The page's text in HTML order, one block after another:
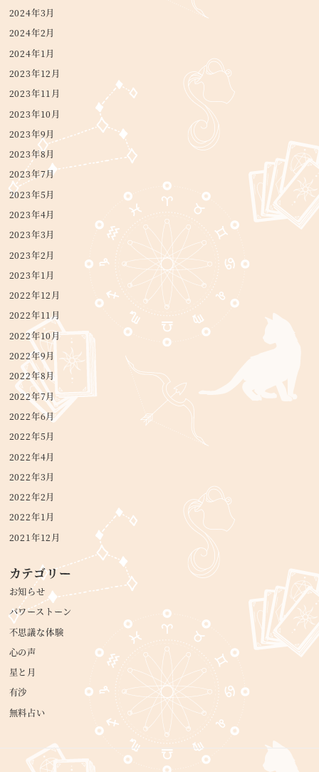
2024年3月
2024年2月
2024年1月
2023年12月
2023年11月
2023年10月
2023年9月
2023年8月
2023年7月
2023年5月
2023年4月
2023年3月
2023年2月
2023年1月
2022年12月
2022年11月
2022年10月
2022年9月
2022年8月
2022年7月
2022年6月
2022年5月
2022年4月
2022年3月
2022年2月
2022年1月
2021年12月
カテゴリー
お知らせ
パワーストーン
不思議な体験
心の声
星と月
有沙
無料占い